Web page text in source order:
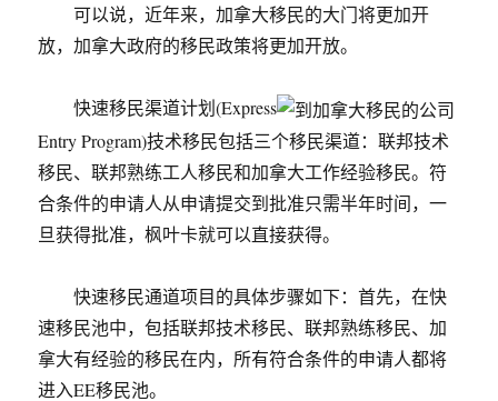
可以说，近年来，加拿大移民的大门将更加开
放，加拿大政府的移民政策将更加开放。
快速移民渠道计划(Express
Entry Program)技术移民包括三个移民渠道：联邦技术
移民、联邦熟练工人移民和加拿大工作经验移民。符
合条件的申请人从申请提交到批准只需半年时间，一
旦获得批准，枫叶卡就可以直接获得。
快速移民通道项目的具体步骤如下：首先，在快
速移民池中，包括联邦技术移民、联邦熟练移民、加
拿大有经验的移民在内，所有符合条件的申请人都将
进入EE移民池。